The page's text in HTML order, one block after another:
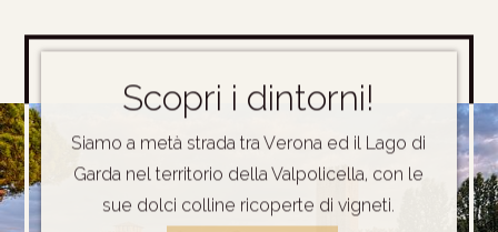
Scopri i dintorni!
Siamo a metà strada tra Verona ed il Lago di
Garda nel territorio della Valpolicella, con le
sue dolci colline ricoperte di vigneti.